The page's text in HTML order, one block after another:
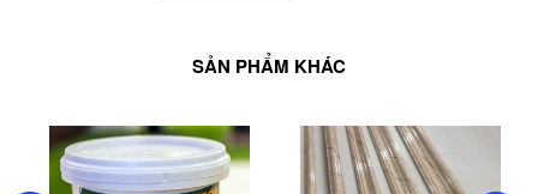
SẢN PHẨM KHÁC